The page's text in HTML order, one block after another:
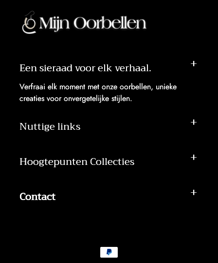
Een sieraad voor elk verhaal.
Verfraai elk moment met onze oorbellen, unieke
creaties voor onvergetelijke stijlen.
Nuttige links
Hoogtepunten Collecties
Contact
Betaalmethoden